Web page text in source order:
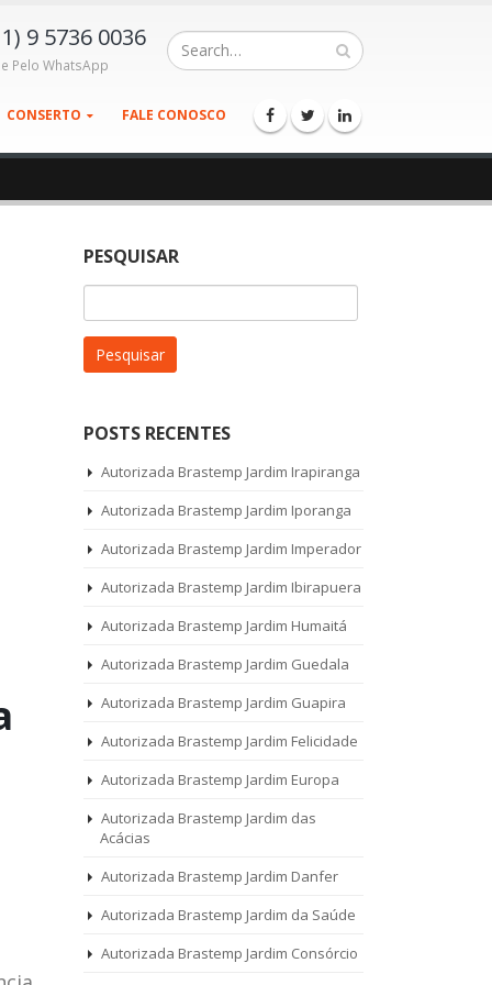
9 5736 0036
Pelo WhatsApp
CONSERTO FALE CONOSCO
PESQUISAR
por:
POSTS RECENTES
Autorizada Brastemp Jardim Irapiranga
Autorizada Brastemp Jardim Iporanga
Autorizada Brastemp Jardim Imperador
Autorizada Brastemp Jardim Ibirapuera
Autorizada Brastemp Jardim Humaitá
Autorizada Brastemp Jardim Guedala
Autorizada Brastemp Jardim Guapira
Autorizada Brastemp Jardim Felicidade
Autorizada Brastemp Jardim Europa
Autorizada Brastemp Jardim das
Acácias
Autorizada Brastemp Jardim Danfer
Autorizada Brastemp Jardim da Saúde
Autorizada Brastemp Jardim Consórcio